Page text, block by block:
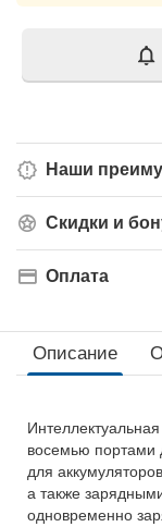
Наши
Скидки и
Оплата
Описание
восемью портами
для
а также
одновременно